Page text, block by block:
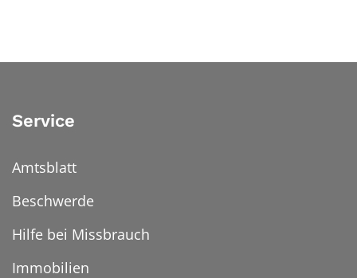
Service
Amtsblatt
Beschwerde
Hilfe bei Missbrauch
Immobilien